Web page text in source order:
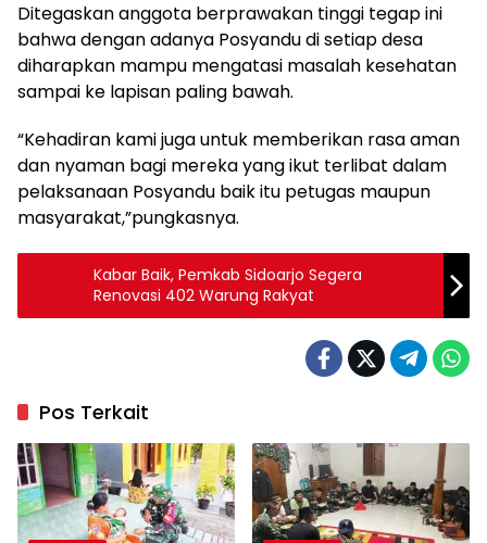
Ditegaskan anggota berprawakan tinggi tegap ini
bahwa dengan adanya Posyandu di setiap desa
diharapkan mampu mengatasi masalah kesehatan
sampai ke lapisan paling bawah.
“Kehadiran kami juga untuk memberikan rasa aman
dan nyaman bagi mereka yang ikut terlibat dalam
pelaksanaan Posyandu baik itu petugas maupun
masyarakat,”pungkasnya.
Kabar Baik, Pemkab Sidoarjo Segera
Renovasi 402 Warung Rakyat
Pos Terkait